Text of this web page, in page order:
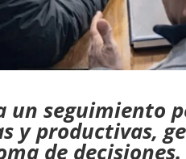
un seguimiento
y productivas,
de decisiones.